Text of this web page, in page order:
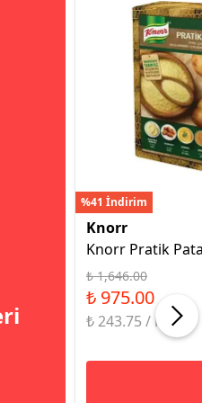
%41 İndirim
Knorr
Knorr Pratik
₺ 1,646.00
₺ 975.00
₺ 243.75 / kg